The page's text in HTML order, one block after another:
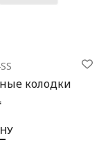
колодки